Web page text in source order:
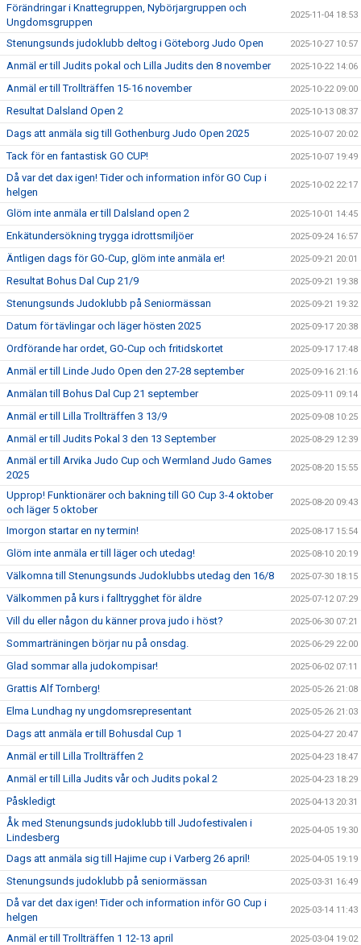
Förändringar i Knattegruppen, Nybörjargruppen och
Ungdomsgruppen
2025-11-04 18:53
Stenungsunds judoklubb deltog i Göteborg Judo Open 2025-10-27 10:57
Anmäl er till Judits pokal och Lilla Judits den 8 november 2025-10-22 14:06
Anmäl er till Trollträffen 15-16 november 2025-10-22 09:00
Resultat Dalsland Open 2 2025-10-13 08:37
Dags att anmäla sig till Gothenburg Judo Open 2025 2025-10-07 20:02
Tack för en fantastisk GO CUP! 2025-10-07 19:49
Då var det dax igen! Tider och information inför GO Cup i
helgen
2025-10-02 22:17
Glöm inte anmäla er till Dalsland open 2 2025-10-01 14:45
Enkätundersökning trygga idrottsmiljöer 2025-09-24 16:57
Äntligen dags för GO-Cup, glöm inte anmäla er! 2025-09-21 20:01
Resultat Bohus Dal Cup 21/9 2025-09-21 19:38
Stenungsunds Judoklubb på Seniormässan 2025-09-21 19:32
Datum för tävlingar och läger hösten 2025 2025-09-17 20:38
Ordförande har ordet, GO-Cup och fritidskortet 2025-09-17 17:48
Anmäl er till Linde Judo Open den 27-28 september 2025-09-16 21:16
Anmälan till Bohus Dal Cup 21 september 2025-09-11 09:14
Anmäl er till Lilla Trollträffen 3 13/9 2025-09-08 10:25
Anmäl er till Judits Pokal 3 den 13 September 2025-08-29 12:39
Anmäl er till Arvika Judo Cup och Wermland Judo Games
2025
2025-08-20 15:55
Upprop! Funktionärer och bakning till GO Cup 3-4 oktober
och läger 5 oktober
2025-08-20 09:43
Imorgon startar en ny termin! 2025-08-17 15:54
Glöm inte anmäla er till läger och utedag! 2025-08-10 20:19
Välkomna till Stenungsunds Judoklubbs utedag den 16/8 2025-07-30 18:15
Välkommen på kurs i falltrygghet för äldre 2025-07-12 07:29
Vill du eller någon du känner prova judo i höst? 2025-06-30 07:21
Sommarträningen börjar nu på onsdag. 2025-06-29 22:00
Glad sommar alla judokompisar! 2025-06-02 07:11
Grattis Alf Tornberg! 2025-05-26 21:08
Elma Lundhag ny ungdomsrepresentant 2025-05-26 21:03
Dags att anmäla er till Bohusdal Cup 1 2025-04-27 20:47
Anmäl er till Lilla Trollträffen 2 2025-04-23 18:47
Anmäl er till Lilla Judits vår och Judits pokal 2 2025-04-23 18:29
Påskledigt 2025-04-13 20:31
Åk med Stenungsunds judoklubb till Judofestivalen i
Lindesberg
2025-04-05 19:30
Dags att anmäla sig till Hajime cup i Varberg 26 april! 2025-04-05 19:19
Stenungsunds judoklubb på seniormässan 2025-03-31 16:49
Då var det dax igen! Tider och information inför GO Cup i
helgen
2025-03-14 11:43
Anmäl er till Trollträffen 1 12-13 april 2025-03-04 19:02